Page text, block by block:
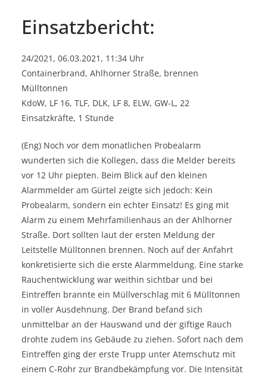
Einsatzbericht:
24/2021, 06.03.2021, 11:34 Uhr
Containerbrand, Ahlhorner Straße, brennen
Mülltonnen
KdoW, LF 16, TLF, DLK, LF 8, ELW, GW-L, 22
Einsatzkräfte, 1 Stunde
(Eng) Noch vor dem monatlichen Probealarm
wunderten sich die Kollegen, dass die Melder bereits
vor 12 Uhr piepten. Beim Blick auf den kleinen
Alarmmelder am Gürtel zeigte sich jedoch: Kein
Probealarm, sondern ein echter Einsatz! Es ging mit
Alarm zu einem Mehrfamilienhaus an der Ahlhorner
Straße. Dort sollten laut der ersten Meldung der
Leitstelle Mülltonnen brennen. Noch auf der Anfahrt
konkretisierte sich die erste Alarmmeldung. Eine starke
Rauchentwicklung war weithin sichtbar und bei
Eintreffen brannte ein Müllverschlag mit 6 Mülltonnen
in voller Ausdehnung. Der Brand befand sich
unmittelbar an der Hauswand und der giftige Rauch
drohte zudem ins Gebäude zu ziehen. Sofort nach dem
Eintreffen ging der erste Trupp unter Atemschutz mit
einem C-Rohr zur Brandbekämpfung vor. Die Intensität